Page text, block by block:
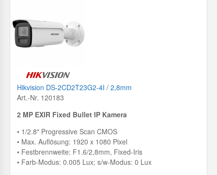
Hikvision DS-2CD2T23G2-4I / 2,8mm
Art.-Nr. 120183
2 MP EXIR Fixed Bullet IP Kamera
• 1/2.8″ Progressive Scan CMOS
• Max. Auflösung: 1920 x 1080 Pixel
• Festbrennweite: F1.6/2,8mm, Fixed-Iris
• Farb-Modus: 0.005 Lux; s/w-Modus: 0 Lux